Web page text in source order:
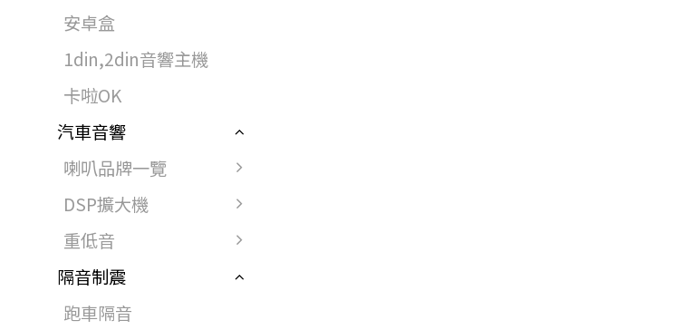
安卓盒
1din,2din音響主機
卡啦OK
汽車音響
喇叭品牌一覽
DSP擴大機
重低音
隔音制震
跑車隔音